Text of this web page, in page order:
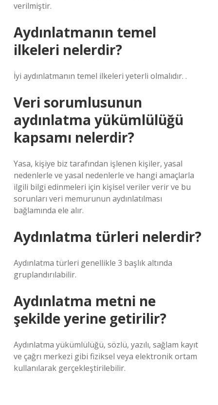
verilmiştir.
Aydınlatmanın temel
ilkeleri nelerdir?
İyi aydınlatmanın temel ilkeleri yeterli olmalıdır. .
Veri sorumlusunun
aydınlatma yükümlülüğü
kapsamı nelerdir?
Yasa, kişiye biz tarafından işlenen kişiler, yasal
nedenlerle ve yasal nedenlerle ve hangi amaçlarla
ilgili bilgi edinmeleri için kişisel veriler verir ve bu
sorunları veri memurunun aydınlatılması
bağlamında ele alır.
Aydınlatma türleri nelerdir?
Aydınlatma türleri genellikle 3 başlık altında
gruplandırılabilir.
Aydınlatma metni ne
şekilde yerine getirilir?
Aydınlatma yükümlülüğü, sözlü, yazılı, sağlam kayıt
ve çağrı merkezi gibi fiziksel veya elektronik ortam
kullanılarak gerçekleştirilebilir.